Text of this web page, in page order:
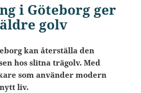
i Göteborg ger
golv
kan återställa den
hos slitna trägolv. Med
som använder modern
liv.